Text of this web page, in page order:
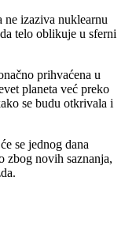
ne izaziva nuklearnu
telo oblikuje u sferni
prihvaćena u
planeta već preko
se budu otkrivala i
se jednog dana
zbog novih saznanja,